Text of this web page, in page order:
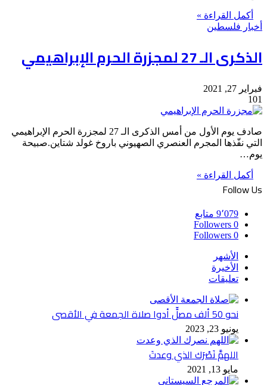
أكمل القراءة »
أخبار فلسطين
الذكرى الـ 27 لمجزرة الحرم الإبراهيمي
فبراير 27, 2021
101
صادف يوم الأول من أمس الذكرى الـ 27 لمجزرة الحرم الإبراهيمي
التي نفّذها المجرم العنصري الصهيوني باروخ غولد شتاين.صبيحة
يوم…
أكمل القراءة »
Follow Us
9٬079 متابع
0
Followers
0
Followers
الأشهر
الأخيرة
تعليقات
نحو 50 ألف مصلٍّ أدوا صلاة الجمعة في الأقصى
يونيو 23, 2023
اللهمَّ نَصْرَك الذي وعدتَ
مايو 13, 2021